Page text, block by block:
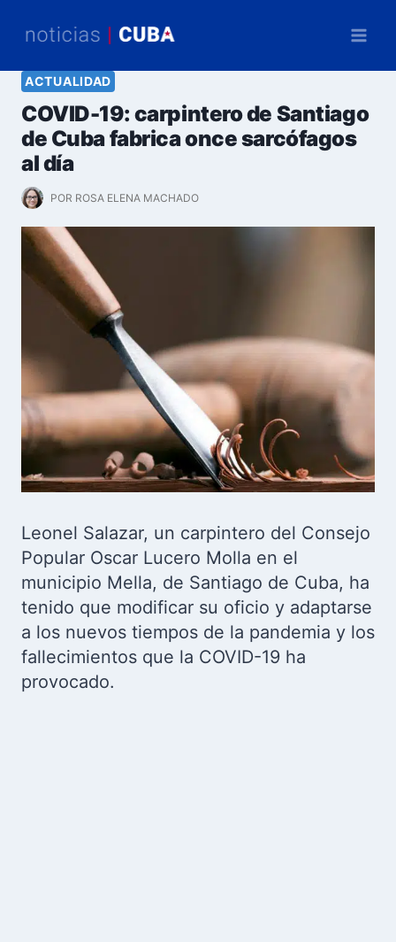
ACTUALIDAD
COVID-19: carpintero de Santiago
de Cuba fabrica once sarcófagos
al día
POR ROSA ELENA MACHADO
Leonel Salazar, un carpintero del Consejo
Popular Oscar Lucero Molla en el
municipio Mella, de Santiago de Cuba, ha
tenido que modificar su oficio y adaptarse
a los nuevos tiempos de la pandemia y los
fallecimientos que la COVID-19 ha
provocado.